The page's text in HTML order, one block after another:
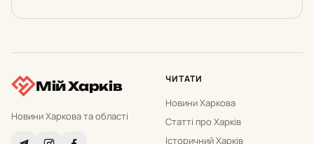
Мій Харків
Новини Харкова та області
ЧИТАТИ
Новини Харкова
Статті про Харків
Історичний Харків